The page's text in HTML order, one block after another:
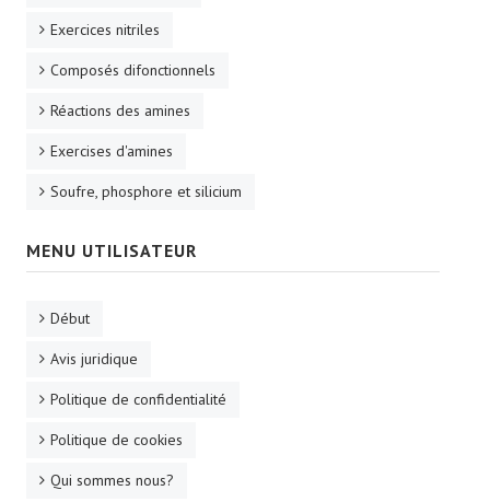
Exercices nitriles
Composés difonctionnels
Réactions des amines
Exercises d'amines
Soufre, phosphore et silicium
MENU UTILISATEUR
Début
Avis juridique
Politique de confidentialité
Politique de cookies
Qui sommes nous?